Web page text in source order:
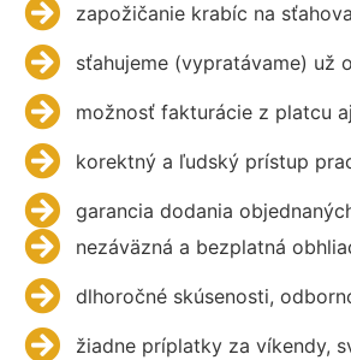
zapožičanie krabíc na
sťahujeme (vypratávame) už
možnosť fakturácie z platcu
korektný a ľudský prístup
garancia dodania
nezáväzná a bezplatná
dlhoročné skúsenosti,
žiadne príplatky za víkendy,